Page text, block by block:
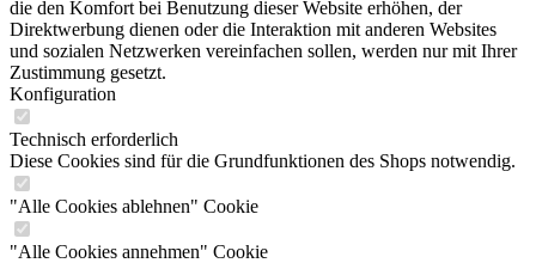
die den Komfort bei Benutzung dieser Website erhöhen, der
Direktwerbung dienen oder die Interaktion mit anderen Websites
und sozialen Netzwerken vereinfachen sollen, werden nur mit Ihrer
Zustimmung gesetzt.
Konfiguration
Technisch erforderlich
Diese Cookies sind für die Grundfunktionen des Shops notwendig.
"Alle Cookies ablehnen" Cookie
"Alle Cookies annehmen" Cookie